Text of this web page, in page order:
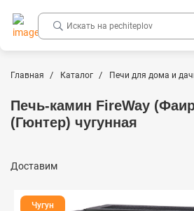
Главная Каталог Печи для дома и
Печь-камин FireWay
(Гюнтер) чугунная
Доставим
Чугун